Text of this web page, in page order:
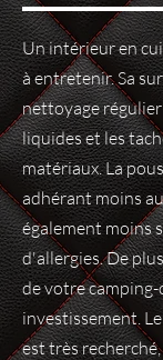
Un intérieur en
à entretenir. Sa
nettoyage
liquides et les
matériaux. La
adhérant moins
également moins
d'allergies. De
de votre camping-
investissement.
est très